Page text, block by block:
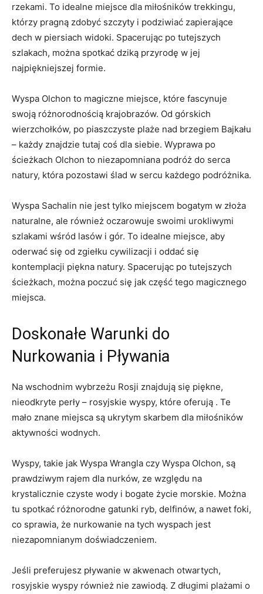
rzekami.⁤ To idealne miejsce dla miłośników trekkingu,
którzy pragną zdobyć szczyty i podziwiać zapierające
dech‍ w piersiach widoki. Spacerując po tutejszych
szlakach, można spotkać‍ dziką przyrodę w jej
najpiękniejszej formie.
Wyspa Olchon to magiczne miejsce, które fascynuje
swoją różnorodnością​ krajobrazów. Od górskich
wierzchołków, po piaszczyste plaże nad brzegiem Bajkału
– ​każdy⁢ znajdzie⁤ tutaj coś dla ⁢siebie. Wyprawa po
ścieżkach Olchon to niezapomniana⁣ podróż do serca⁤
natury, która pozostawi ślad w sercu każdego podróżnika.
Wyspa Sachalin nie jest tylko miejscem bogatym w złoża
naturalne, ale również oczarowuje swoimi urokliwymi
szlakami wśród⁢ lasów i gór. To idealne miejsce, aby
oderwać⁣ się od zgiełku cywilizacji ​i oddać się
kontemplacji piękna⁢ natury.‌ Spacerując⁤ po⁣ tutejszych
ścieżkach, można poczuć​ się​ jak część tego magicznego
miejsca.
Doskonałe Warunki do
Nurkowania i Pływania
Na wschodnim ⁤wybrzeżu Rosji​ znajdują się​ piękne,
nieodkryte perły – rosyjskie wyspy, ‍które oferują . Te
mało znane miejsca są⁤ ukrytym ​skarbem dla miłośników
aktywności⁣ wodnych.
Wyspy, takie‌ jak Wyspa Wrangla czy Wyspa Olchon, są
prawdziwym rajem dla nurków, ze względu na ​
krystalicznie czyste wody⁤ i bogate życie ⁢morskie. Można
tu spotkać różnorodne gatunki ryb, delfinów, a nawet foki,
co sprawia, że nurkowanie na ⁣tych wyspach jest
niezapomnianym ‌doświadczeniem.
Jeśli preferujesz pływanie​ w akwenach otwartych,
rosyjskie wyspy również⁣ nie zawiodą. Z ​długimi plażami o